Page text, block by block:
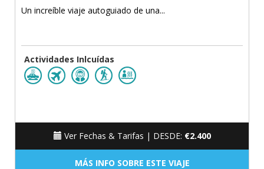
Un increíble viaje autoguiado de una...
Actividades Inlcuídas
Ver Fechas & Tarifas | DESDE: €2.400
MÁS INFO SOBRE ESTE VIAJE